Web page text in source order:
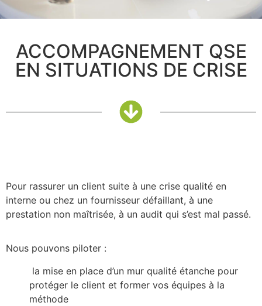
ACCOMPAGNEMENT QSE
EN SITUATIONS DE CRISE
Pour rassurer un client suite à une crise qualité en
interne ou chez un fournisseur défaillant, à une
prestation non maîtrisée, à un audit qui s’est mal passé.
Nous pouvons piloter :
la mise en place d’un mur qualité étanche pour
protéger le client et former vos équipes à la
méthode